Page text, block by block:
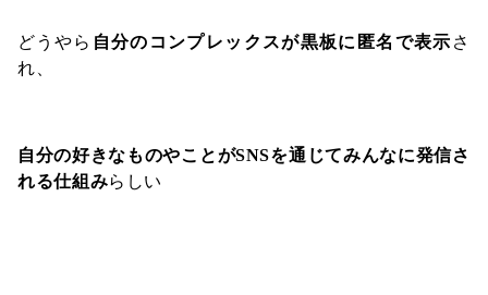
どうやら 自分のコンプレックスが黒板に匿名で表示 さ
れ、
自分の好きなものやことがSNSを通じてみんなに発信さ
れる仕組みらしい